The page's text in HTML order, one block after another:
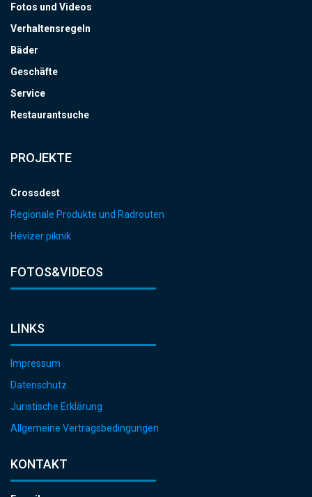
Fotos und Videos
Verhaltensregeln
Bäder
Geschäfte
Service
Restaurantsuche
PROJEKTE
Crossdest
Regionale Produkte und Radrouten
Hévízer piknik
FOTOS&VIDEOS
LINKS
Impressum
Datenschutz
Juristische Erklärung
Allgemeine Vertragsbedingungen
KONTAKT